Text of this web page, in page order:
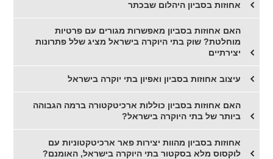
אחוזות בסביון היהלום שבכתר
האם אחוזות בסביון מאפשרות מגורים עם פרטיות
מוחלטת? שוק בתי היוקרה בישראל מציג שלל פתרונות
יצירתיים
עיצוב אחוזות בסביון ואפיון בתי יוקרה בישראל
האם אחוזות בסביון כוללות ארכיטקטורה ברמה הגבוהה
ביותר של בתי היוקרה בישראל?
אחוזות בסביון מהוות יצירות פאר ארכיטקטוניות עם
לוקסוס מלא בסקטור בתי היוקרה בישראל, האומנם?